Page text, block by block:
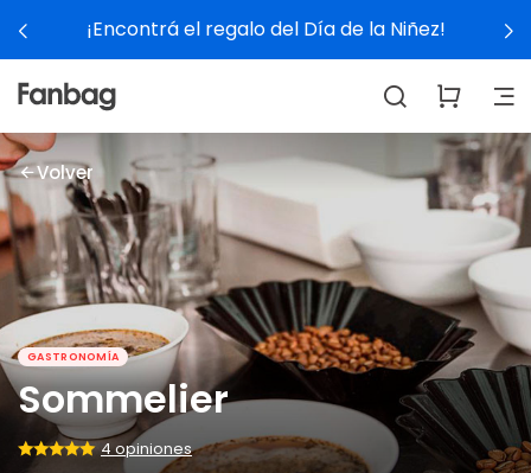
¡Encontrá el regalo del Día de la Niñez!
Volver
GASTRONOMÍA
Sommelier
4 opiniones